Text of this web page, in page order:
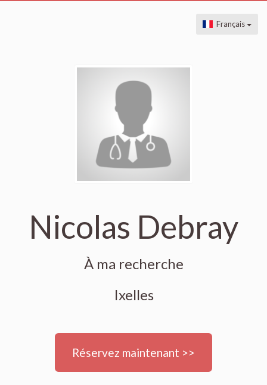
Français
Nicolas Debray
À ma recherche
Ixelles
Réservez maintenant >>